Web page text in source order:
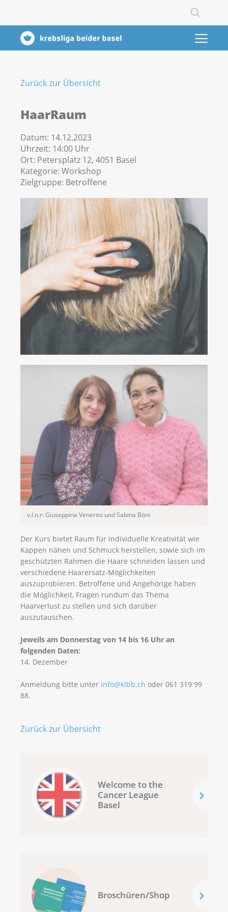
Zurück zur Übersicht
HaarRaum
Datum: 14.12.2023
Uhrzeit: 14:00 Uhr
Ort: Petersplatz 12, 4051 Basel
Kategorie: Workshop
Zielgruppe: Betroffene
v.l.n.r: Giuseppina Venerito und Sabina Böni
Der Kurs bietet Raum für individuelle Kreativität wie
Kappen nähen und Schmuck herstellen, sowie sich im
geschützten Rahmen die Haare schneiden lassen und
verschiedene Haarersatz-Möglichkeiten
auszuprobieren. Betroffene und Angehörige haben
die Möglichkeit, Fragen rundum das Thema
Haarverlust zu stellen und sich darüber
auszutauschen.
Jeweils am Donnerstag von 14 bis 16 Uhr an
folgenden Daten:
14. Dezember
Anmeldung bitte unter info@klbb.ch oder 061 319 99
88.
Zurück zur Übersicht
Welcome to the
Cancer League
Basel
Broschüren/Shop